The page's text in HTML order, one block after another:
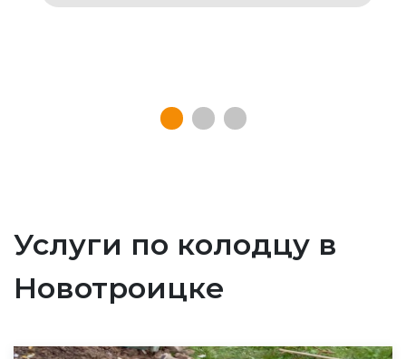
Услуги по колодцу в
Новотроицке